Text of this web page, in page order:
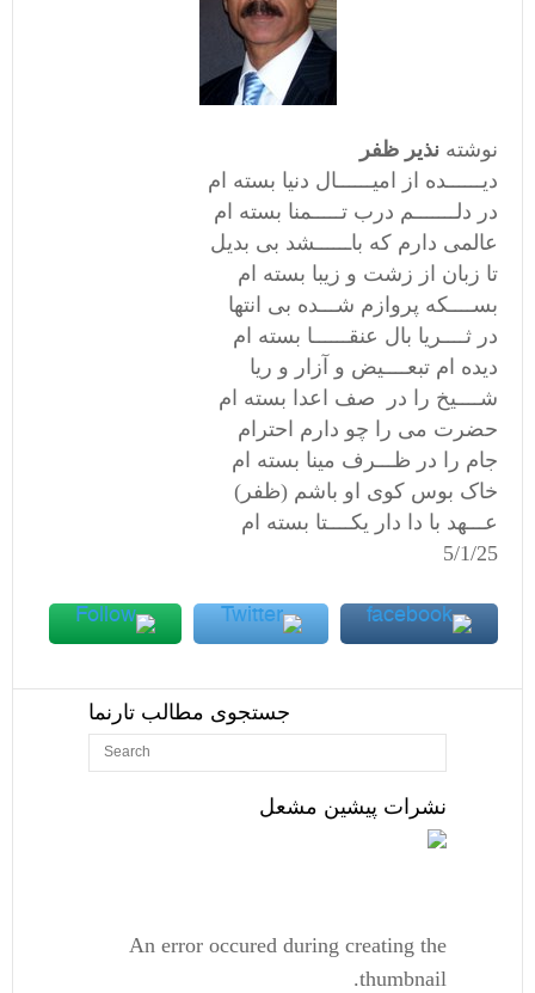
نوشته نذیر ظفر
دیــــــده از امیــــــال دنیا بسته ام
در دلـــــــم درب تـــــمنا بسته ام
عالمی دارم که باــــــشد بی بدیل
تا زبان از زشت و زیبا بسته ام
بســــکه پروازم شـــده بی انتها
در ثــــریا بال عنقــــــا بسته ام
دیده ام تبعــــیض و آزار و ریا
شــــیخ را در صف اعدا بسته ام
حضرت می را چو دارم احترام
جام را در ظـــرف مینا بسته ام
خاک بوس کوی او باشم (ظفر)
عـــهد با دا دار یکــــتا بسته ام
5/1/25
جستجوی مطالب تارنما
نشرات پیشین مشعل
An error occured during creating the
thumbnail.